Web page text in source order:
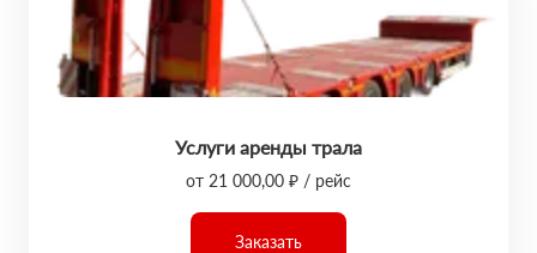
Услуги аренды трала
от 21 000,00 ₽ / рейс
Заказать